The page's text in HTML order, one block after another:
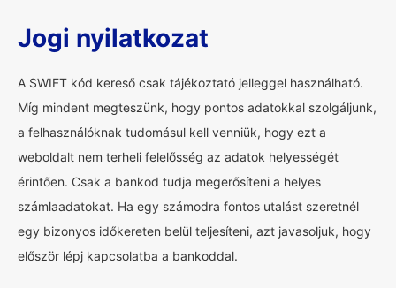
Jogi nyilatkozat
A SWIFT kód kereső csak tájékoztató jelleggel használható.
Míg mindent megteszünk, hogy pontos adatokkal szolgáljunk,
a felhasználóknak tudomásul kell venniük, hogy ezt a
weboldalt nem terheli felelősség az adatok helyességét
érintően. Csak a bankod tudja megerősíteni a helyes
számlaadatokat. Ha egy számodra fontos utalást szeretnél
egy bizonyos időkereten belül teljesíteni, azt javasoljuk, hogy
először lépj kapcsolatba a bankoddal.